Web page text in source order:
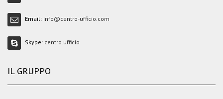
Email: info@centro-ufficio.com
Skype: centro.ufficio
IL GRUPPO